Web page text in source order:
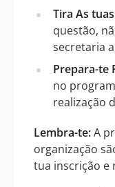
Tira As
questão,
secretaria
Prepara-te
no
realização
Lembra-te:A
organização
tua inscrição e